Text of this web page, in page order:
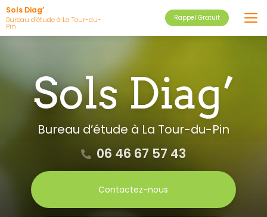
Aller
au
contenu
Sols Diag’
Bureau d’étude à La Tour-du-
Pin
Rappel Gratuit
Bureau d’étude à La Tour-du-Pin
06 46 67 57 43
Contactez-nous